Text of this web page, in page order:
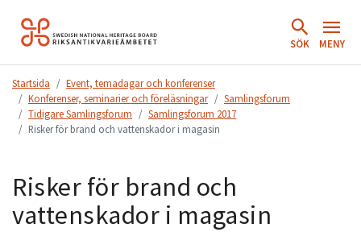
Hoppa
till
SÖK MENY
Startsida
Event, temadagar och konferenser
Konferenser, seminarier och föreläsningar
Samlingsforum
Tidigare Samlingsforum
Samlingsforum 2017
Risker för brand och vattenskador i magasin
Risker för brand och
vattenskador i magasin